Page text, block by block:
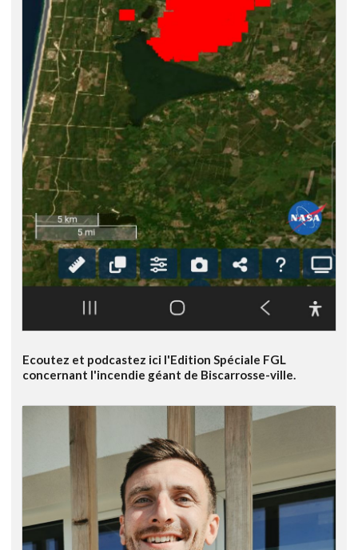
Ecoutez et podcastez ici l'Edition Spéciale FGL
concernant l'incendie géant de Biscarrosse-ville.